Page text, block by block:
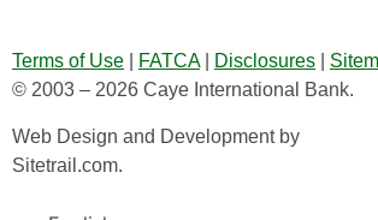
Terms of Use FATCA| Disclosures
© 2003 – 2026 Caye International Bank.
Web Design and Development by
Sitetrail.com.